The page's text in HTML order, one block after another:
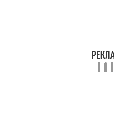
Деревянное перекрытие